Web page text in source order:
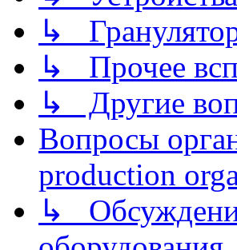
↳
↳ Прочее
↳ Другие
Вопросы
production
↳